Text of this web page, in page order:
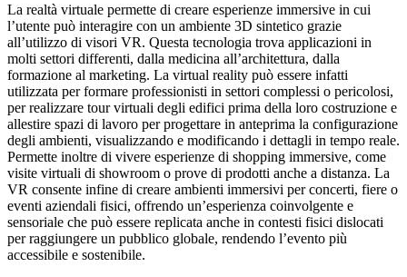
La realtà virtuale permette di creare esperienze immersive in cui
l’utente può interagire con un ambiente 3D sintetico grazie
all’utilizzo di visori VR. Questa tecnologia trova applicazioni in
molti settori differenti, dalla medicina all’architettura, dalla
formazione al marketing. La virtual reality può essere infatti
utilizzata per formare professionisti in settori complessi o pericolosi,
per realizzare tour virtuali degli edifici prima della loro costruzione e
allestire spazi di lavoro per progettare in anteprima la configurazione
degli ambienti, visualizzando e modificando i dettagli in tempo reale.
Permette inoltre di vivere esperienze di shopping immersive, come
visite virtuali di showroom o prove di prodotti anche a distanza. La
VR consente infine di creare ambienti immersivi per concerti, fiere o
eventi aziendali fisici, offrendo un’esperienza coinvolgente e
sensoriale che può essere replicata anche in contesti fisici dislocati
per raggiungere un pubblico globale, rendendo l’evento più
accessibile e sostenibile.